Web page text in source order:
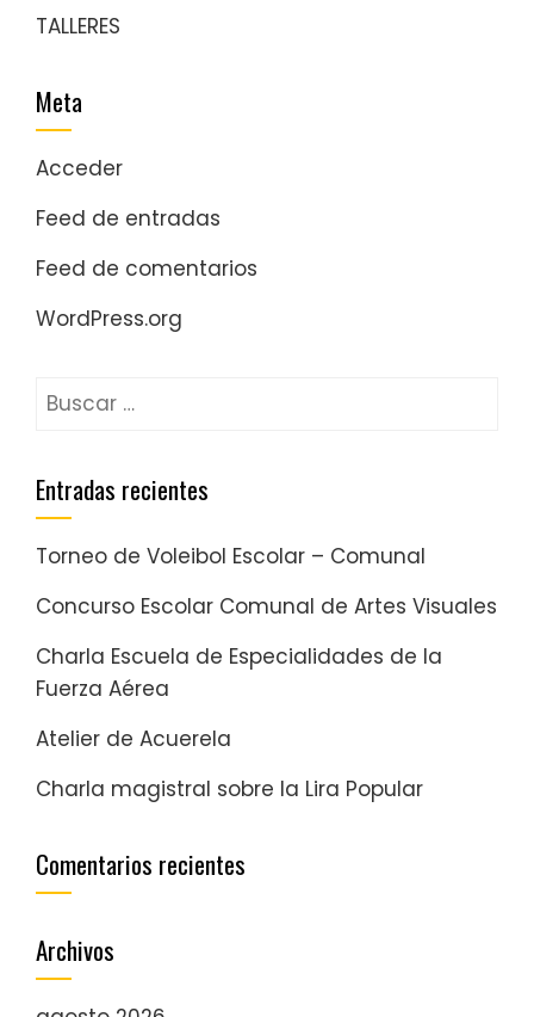
TALLERES
Meta
Acceder
Feed de entradas
Feed de comentarios
WordPress.org
Entradas recientes
Torneo de Voleibol Escolar – Comunal
Concurso Escolar Comunal de Artes Visuales
Charla Escuela de Especialidades de la
Fuerza Aérea
Atelier de Acuerela
Charla magistral sobre la Lira Popular
Comentarios recientes
Archivos